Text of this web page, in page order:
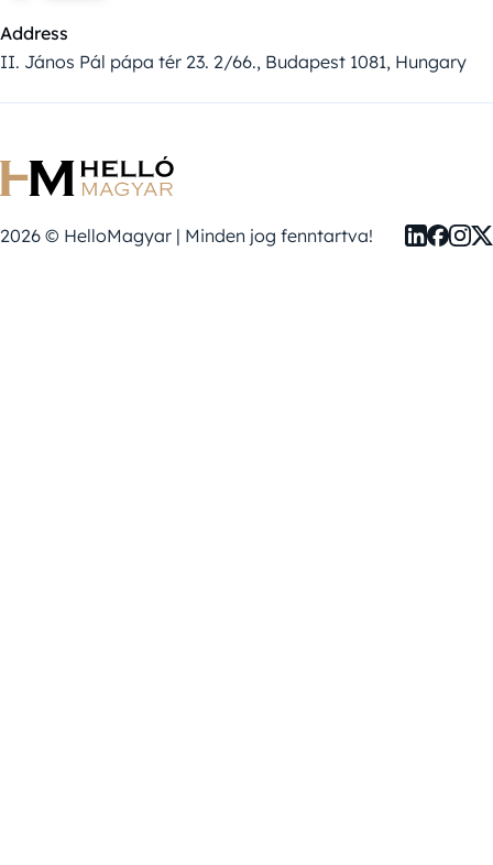
Address
II. János Pál pápa tér 23. 2/66., Budapest 1081, Hungary
2026 © HelloMagyar | Minden jog fenntartva!